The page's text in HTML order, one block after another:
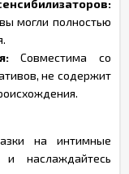
могли полностью
Совместима со
не содержит
на интимные
и наслаждайтесь